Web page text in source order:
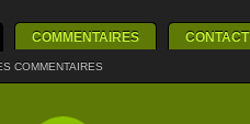
COMMENTAIRES CONTACT
COMMENTAIRES